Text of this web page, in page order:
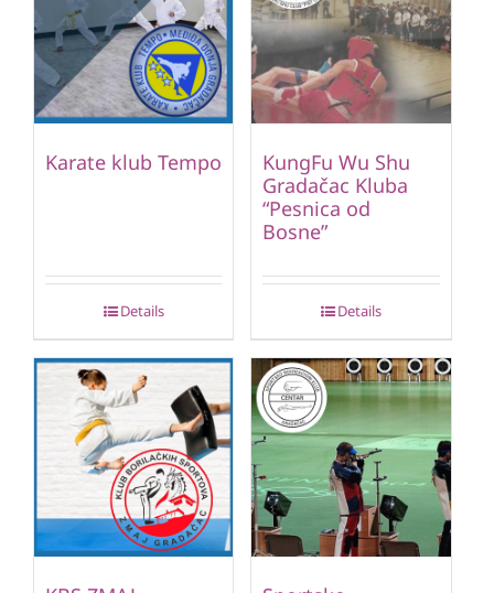
Karate klub Tempo
Details
KungFu Wu Shu
Gradačac Kluba
“Pesnica od
Bosne”
Details